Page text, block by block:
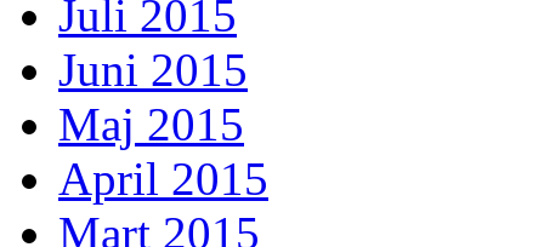
Juli 2015
Juni 2015
Maj 2015
April 2015
Mart 2015